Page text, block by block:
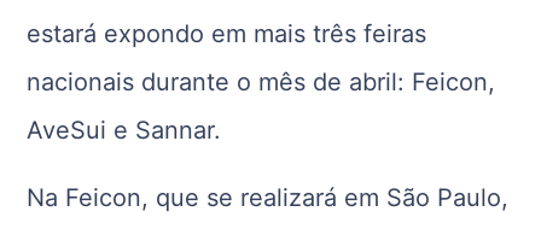
estará expondo em mais três feiras
nacionais durante o mês de abril: Feicon,
AveSui e Sannar.
Na Feicon, que se realizará em São Paulo,